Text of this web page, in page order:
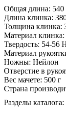
Общая длина:
Длина клинка:
Толщина клинка:
Материал клинка:
Твердость: 54-56
Материал
Ножны: Нейлон
Отверстие в
Вес мачете: 500 г
Страна
Разделы каталога: